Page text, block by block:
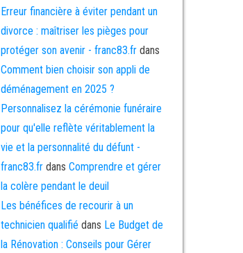
Erreur financière à éviter pendant un
divorce : maîtriser les pièges pour
protéger son avenir - franc83.frdans
Comment bien choisir son appli de
déménagement en 2025 ?
Personnalisez la cérémonie funéraire
pour qu'elle reflète véritablement la
vie et la personnalité du défunt -
franc83.frdans Comprendre et gérer
la colère pendant le deuil
Les bénéfices de recourir à un
technicien qualifié dans Le Budget de
la Rénovation : Conseils pour Gérer